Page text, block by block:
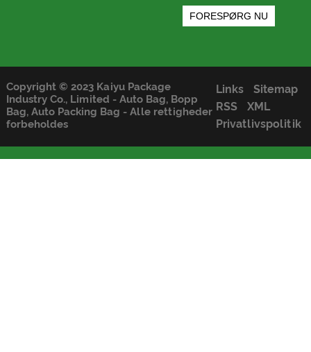
Copyright © 2023 Kaiyu Package
Industry Co., Limited - Auto Bag, Bopp
Bag, Auto Packing Bag - Alle rettigheder
forbeholdes
Links
Sitemap
RSS
XML
Privatlivspolitik